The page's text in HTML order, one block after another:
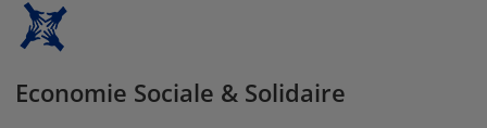
Economie Sociale & Solidaire